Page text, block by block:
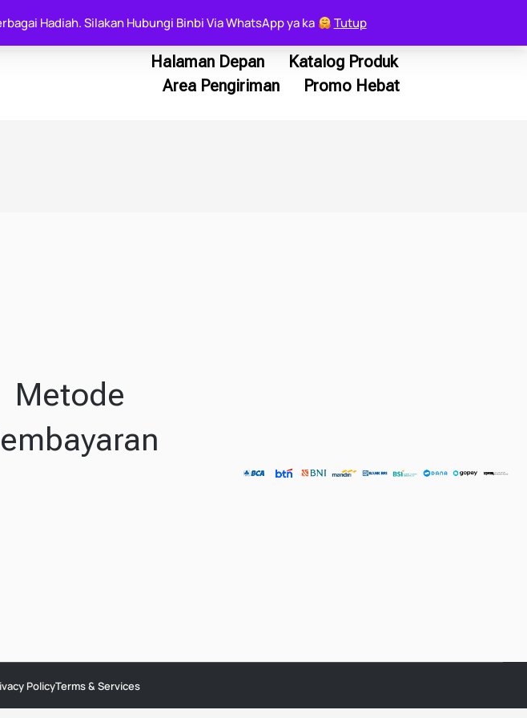
Hadiah. Silakan Hubungi Binbi Via WhatsApp ya ka Tutup
Halaman Depan
Katalog Produk
Area Pengiriman
Promo Hebat
Metode
PolicyTerms & Services